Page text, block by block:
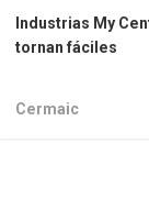
Industrias My
tornan fáciles
Cermaic